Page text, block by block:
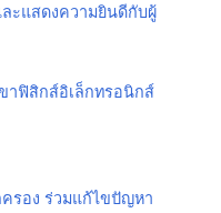
ะแสดงความยินดีกับผู้
าฟิสิกส์อิเล็กทรอนิกส์
รอง ร่วมแก้ไขปัญหา